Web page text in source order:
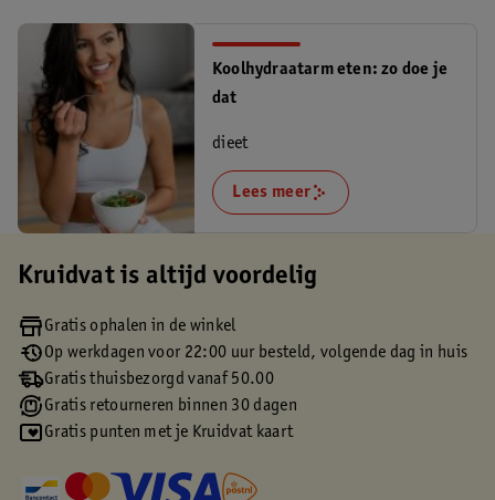
Koolhydraatarm eten: zo doe je
dat
dieet
Lees meer
Kruidvat is altijd voordelig
Gratis ophalen in de winkel
Op werkdagen voor 22:00 uur besteld, volgende dag in huis
Gratis thuisbezorgd vanaf 50.00
Gratis retourneren binnen 30 dagen
Gratis punten met je Kruidvat kaart